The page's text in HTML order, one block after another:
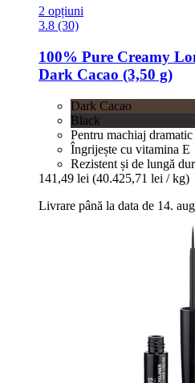
2 opțiuni
3.8 (30)
100% Pure Creamy
Dark Cacao (3,50 g)
Dark Cacao
Black
Pentru machiaj dramatic
Îngrijește cu vitamina E
Rezistent și de lungă
141,49 lei (40.425,71 lei / kg)
Livrare până la data de 14.